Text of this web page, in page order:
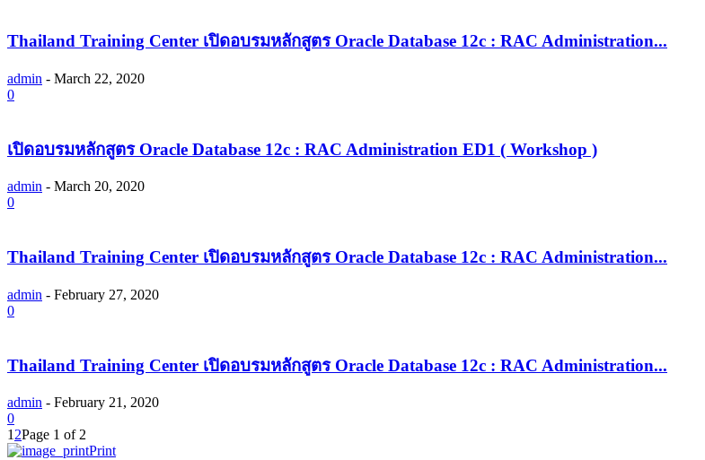
Thailand Training Center เปิดอบรมหลักสูตร Oracle Database 12c : RAC Administration...
admin - March 22, 2020
0
เปิดอบรมหลักสูตร Oracle Database 12c : RAC Administration ED1 ( Workshop )
admin - March 20, 2020
0
Thailand Training Center เปิดอบรมหลักสูตร Oracle Database 12c : RAC Administration...
admin - February 27, 2020
0
Thailand Training Center เปิดอบรมหลักสูตร Oracle Database 12c : RAC Administration...
admin - February 21, 2020
0
1 2Page 1 of 2
Print